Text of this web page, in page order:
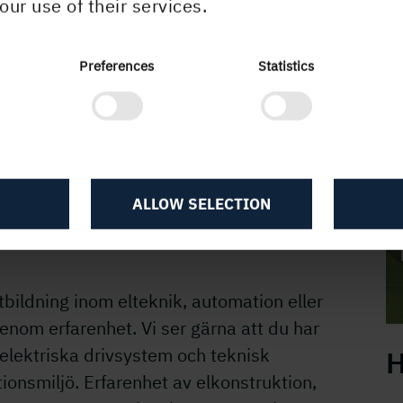
use of their services.
Preferences Statistics
ALLOW SELECTION
underlag i större ombyggnads- och
utifrån livscykelkostnad,
anläggningsdata och
inom elteknik, automation eller
erfarenhet. Vi ser gärna att du har
drivsystem och teknisk
Erfarenhet av elkonstruktion,